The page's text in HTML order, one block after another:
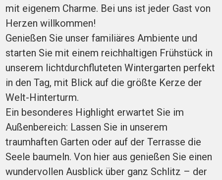
mit eigenem Charme. Bei uns ist jeder Gast von
Herzen willkommen!
Genießen Sie unser familiäres Ambiente und
starten Sie mit einem reichhaltigen Frühstück in
unserem lichtdurchfluteten Wintergarten perfekt
in den Tag, mit Blick auf die größte Kerze der
Welt-Hinterturm.
Ein besonderes Highlight erwartet Sie im
Außenbereich: Lassen Sie in unserem
traumhaften Garten oder auf der Terrasse die
Seele baumeln. Von hier aus genießen Sie einen
wundervollen Ausblick über ganz Schlitz – der